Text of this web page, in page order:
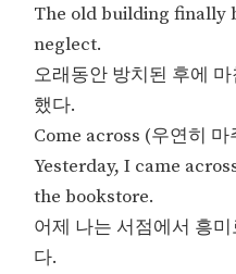
The old building finally
neglect.
오래동안 방치된 후에
했다.
Come across (우연히 마
Yesterday, I came
the bookstore.
어제 나는 서점에서 흥
다.